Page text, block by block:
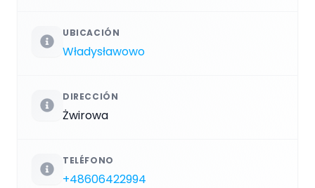
UBICACIÓN
Władysławowo
DIRECCIÓN
Żwirowa
TELÉFONO
+48606422994